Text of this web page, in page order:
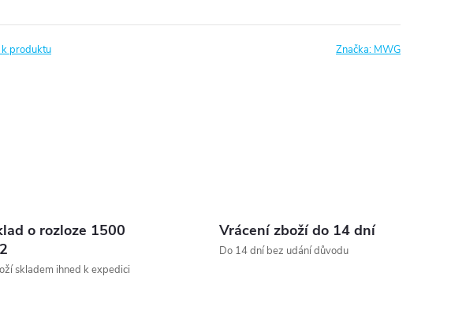
produktu Značka: MWG
o rozloze 1500
skladem ihned k expedici
Vrácení zboží do 14 dní
Do 14 dní bez udání důvodu